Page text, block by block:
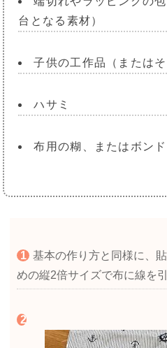
台となる素材）
子供の工作品（またはそ
ハサミ
布用の糊、またはボンド
基本の作り方と同様に、
めの縦2倍サイズで布に線を